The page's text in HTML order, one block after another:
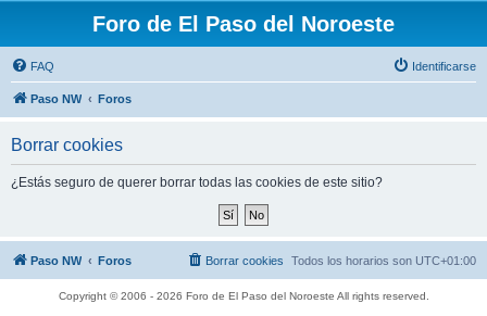
Foro de El Paso del Noroeste
FAQ Identificarse
Paso NW Foros
Borrar cookies
¿Estás seguro de querer borrar todas las cookies de este sitio?
Paso NW Foros Todos los horarios son UTC+01:00
Borrar cookies
Copyright © 2006 - 2026 Foro de El Paso del Noroeste All rights reserved.